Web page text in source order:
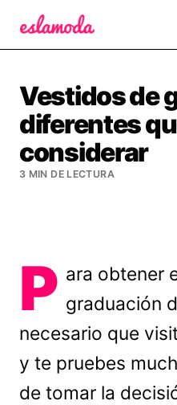
Vestidos de
diferentes
considerar
3 MIN DE LECTURA
P ara obtener
graduación
necesario que
y te pruebes
de tomar la